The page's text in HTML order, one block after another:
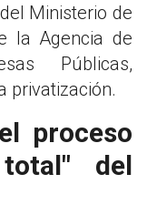
Ministerio de
la Agencia de
Públicas,
privatización.
proceso
del